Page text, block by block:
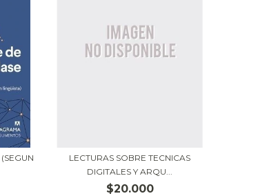
LECTURAS SOBRE TECNICAS
DIGITALES Y ARQU...
$20.000